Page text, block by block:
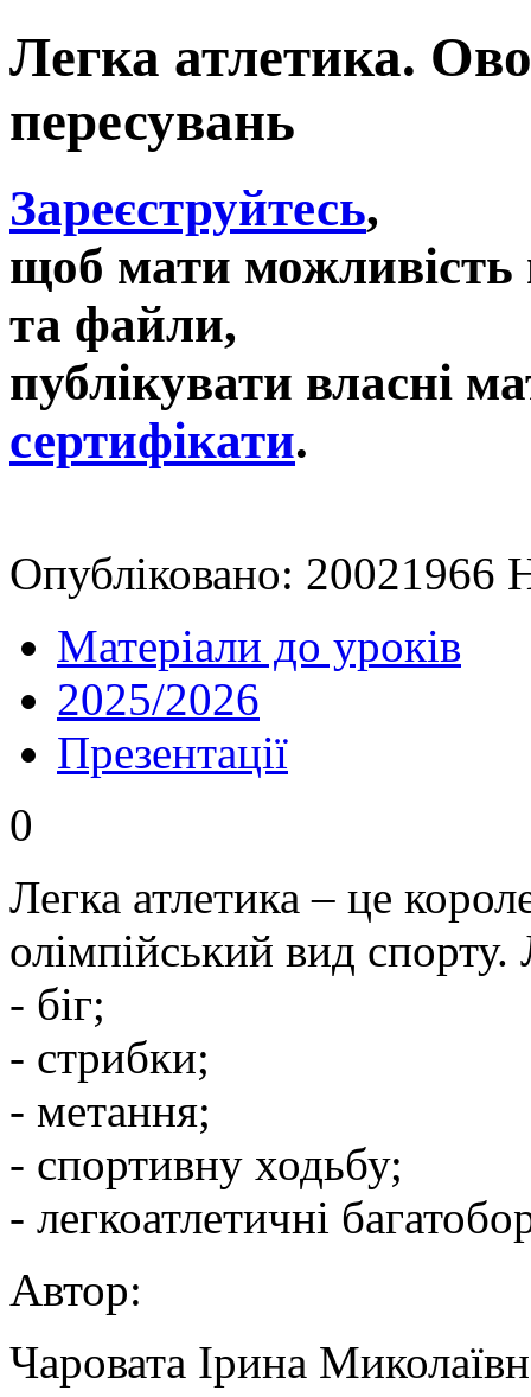
Легка атлетика.
пересувань
Зареєструйтесь,
щоб мати можливість
та файли,
публікувати власні
сертифікати.
Опубліковано: 20021966
Матеріали до уроків
2025/2026
Презентації
0
Легка атлетика – це
олімпійський вид спорту.
- біг;
- стрибки;
- метання;
- спортивну ходьбу;
- легкоатлетичні
Автор:
Чаровата Ірина